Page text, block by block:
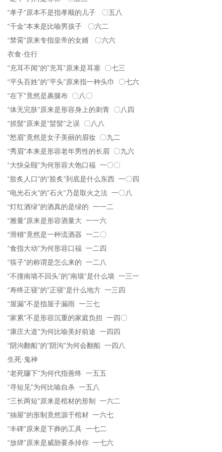
“孝子”原本不是指孝顺的儿子 〇五八
“千金”本来是比喻男孩子 〇六二
“禁脔”原来专指皇帝的女婿 〇六六
衣食·住行
“充耳不闻”的”充耳”原来是耳塞 〇七三
“平头百姓”的”平头”原来指一种头巾 〇七六
“在下”竟然是裹腿布 〇八〇
“体无完肤”原来是形容身上的刺青 〇八四
“抓髻”原来是”髽髻”之误 〇八八
“愁眉”竟然是女子美丽的眉妆 〇九二
“秀眉”本来是形容老年男性的长眉 〇九六
“大快朵颐”为何形容大饱口福 一〇〇
“脍炙人口”的”脍炙”到底是什么东西 一〇四
“电光石火”的”石火”乃是取火之法 一〇八
“灯红酒绿”的酒真的是绿的 一一二
“雅量”原来是形容酒量大 一一六
“滑稽”竟然是一种流酒器 一二〇
“食指大动”为何形容口福 一二四
“筷子”的称谓是怎么来的 一二八
“不撞南墙不回头”的”南墙”是什么墙 一三一
“寿终正寝”的”正寝”是什么地方 一三四
“屋漏”不是指屋子漏雨 一三七
“家累”不是形容沉重的家庭负担 一四〇
“康庄大道”为何比喻美好前途 一四四
“阴沟翻船”的”阴沟”为何会翻船 一四八
生死·鬼神
“老死牖下”为何代指善终 一五五
“寻短见”为何比喻自杀 一五八
“三长两短”原来是棺材的形制 一六二
“抽屉”的形制竟然源于棺材 一六七
“丰碑”原来是下葬的工具 一七二
“放肆”原来是威胁要杀掉你 一七六